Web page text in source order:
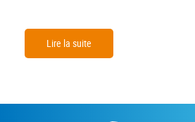
Lire la suite